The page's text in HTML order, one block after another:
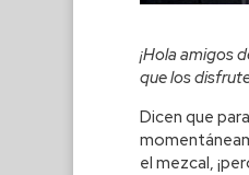
¡Hola amigos
que los
Dicen que
el mezcal,